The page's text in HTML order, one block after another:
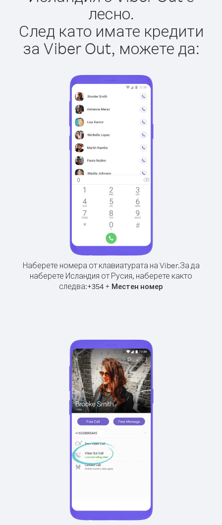
лесно.
След като имате кредити
за Viber Out, можете да:
Наберете номера от клавиатурата на Viber.За да
наберете Исландия от Русия, наберете както
следва:+354 + Местен номер